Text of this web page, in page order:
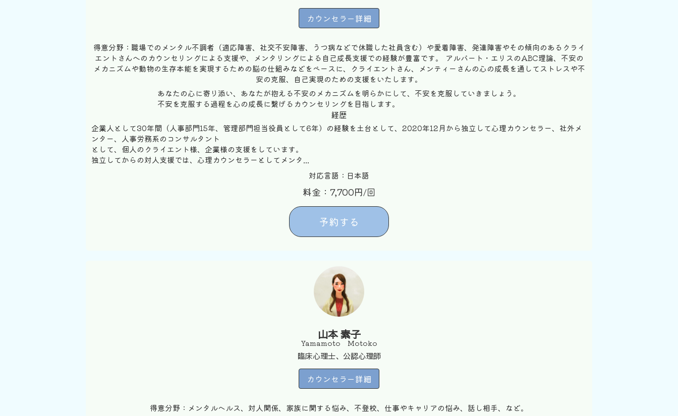
カウンセラー詳細
得意分野：職場でのメンタル不調者（適応障害、社交不安障害、うつ病などで休職した社員含む）や愛着障害、発達障害やその傾向のあるクライ
エントさんへのカウンセリングによる支援や、メンタリングによる自己成長支援での経験が豊富です。 アルバート・エリスのABC理論、不安の
メカニズムや動物の生存本能を実現するための脳の仕組みなどをベースに、クライエントさん、メンティーさんの心の成長を通してストレスや不
安の克服、自己実現のための支援をいたします。
あなたの心に寄り添い、あなたが抱える不安のメカニズムを明らかにして、不安を克服していきましょう。
不安を克服する過程を心の成長に繋げるカウンセリングを目指します。
経歴
企業人として30年間（人事部門15年、管理部門担当役員として6年）の経験を土台として、2020年12月から独立して心理カウンセラー、社外メ
ンター、人事労務系のコンサルタント
として、個人のクライエント様、企業様の支援をしています。
独立してからの対人支援では、心理カウンセラーとしてメンタ...
対応言語：日本語
料金：7,700円/回
予約する
山本 素子
Yamamoto Motoko
臨床心理士、公認心理師
カウンセラー詳細
得意分野：メンタルヘルス、対人関係、家族に関する悩み、不登校、仕事やキャリアの悩み、話し相手、など。